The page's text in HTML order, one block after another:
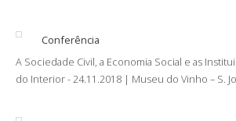
Conferência
A Sociedade Civil, a Economia Social e as
do Interior - 24.11.2018 | Museu do Vinho – S.